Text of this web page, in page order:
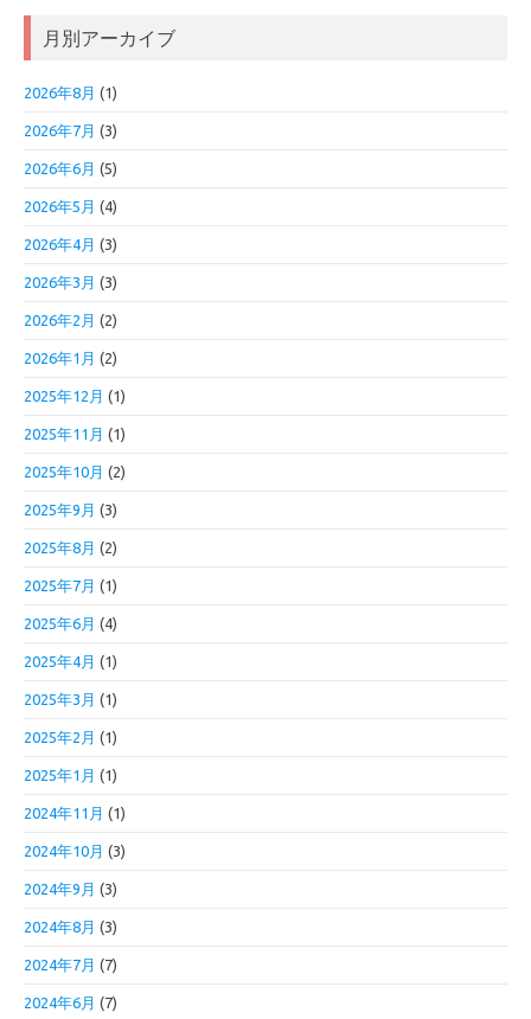
月別アーカイブ
2026年8月 (1)
2026年7月 (3)
2026年6月 (5)
2026年5月 (4)
2026年4月 (3)
2026年3月 (3)
2026年2月 (2)
2026年1月 (2)
2025年12月 (1)
2025年11月 (1)
2025年10月 (2)
2025年9月 (3)
2025年8月 (2)
2025年7月 (1)
2025年6月 (4)
2025年4月 (1)
2025年3月 (1)
2025年2月 (1)
2025年1月 (1)
2024年11月 (1)
2024年10月 (3)
2024年9月 (3)
2024年8月 (3)
2024年7月 (7)
2024年6月 (7)